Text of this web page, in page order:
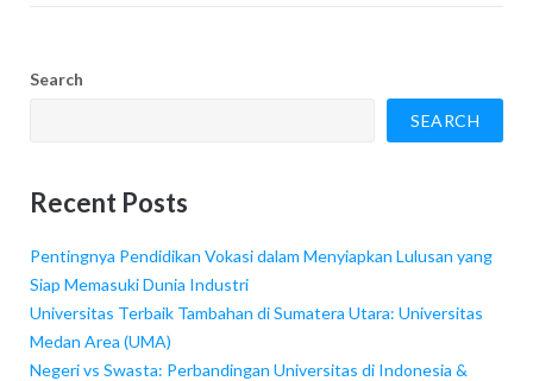
Search
SEARCH
Recent Posts
Pentingnya Pendidikan Vokasi dalam Menyiapkan Lulusan yang
Siap Memasuki Dunia Industri
Universitas Terbaik Tambahan di Sumatera Utara: Universitas
Medan Area (UMA)
Negeri vs Swasta: Perbandingan Universitas di Indonesia &